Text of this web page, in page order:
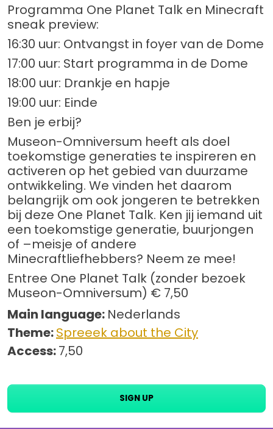
Programma One Planet Talk en Minecraft
sneak preview:
16:30 uur: Ontvangst in foyer van de Dome
17:00 uur: Start programma in de Dome
18:00 uur: Drankje en hapje
19:00 uur: Einde
Ben je erbij?
Museon-Omniversum heeft als doel
toekomstige generaties te inspireren en
activeren op het gebied van duurzame
ontwikkeling. We vinden het daarom
belangrijk om ook jongeren te betrekken
bij deze One Planet Talk. Ken jij iemand uit
een toekomstige generatie, buurjongen
of –meisje of andere
Minecraftliefhebbers? Neem ze mee!
Entree One Planet Talk (zonder bezoek
Museon-Omniversum) € 7,50
Main language: Nederlands
Theme:Spreeek about the City
Access:7,50
SIGN UP